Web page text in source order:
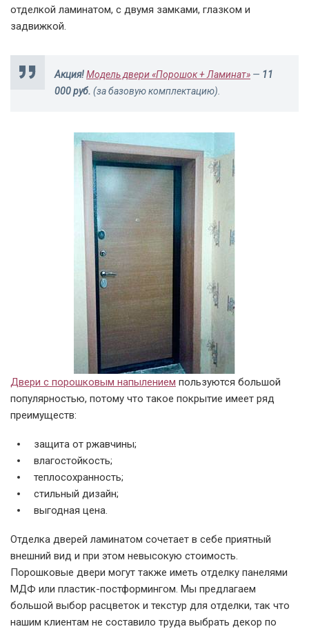
отделкой ламинатом, с двумя замками, глазком и
задвижкой.
Акция!Модель двери «Порошок + Ламинат» — 11
000 руб. (за базовую комплектацию).
Двери с порошковым напылением пользуются большой
популярностью, потому что такое покрытие имеет ряд
преимуществ:
защита от ржавчины;
влагостойкость;
теплосохранность;
стильный дизайн;
выгодная цена.
Отделка дверей ламинатом сочетает в себе приятный
внешний вид и при этом невысокую стоимость.
Порошковые двери могут также иметь отделку панелями
МДФ или пластик-постформингом. Мы предлагаем
большой выбор расцветок и текстур для отделки, так что
нашим клиентам не составило труда выбрать декор по